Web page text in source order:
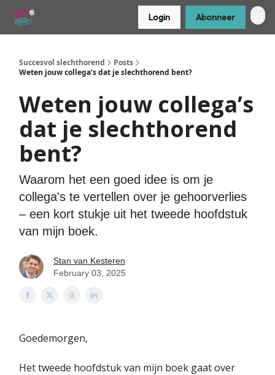
Login Abonneer
Succesvol slechthorend
Posts
Weten jouw collega’s dat je slechthorend bent?
Weten jouw collega’s
dat je slechthorend
bent?
Waarom het een goed idee is om je
collega's te vertellen over je gehoorverlies
– een kort stukje uit het tweede hoofdstuk
van mijn boek.
Stan van Kesteren
February 03, 2025
Goedemorgen,
Het tweede hoofdstuk van mijn boek gaat over